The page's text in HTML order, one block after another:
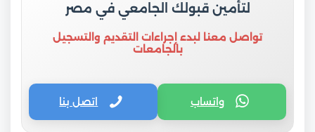
لتأمين قبولك الجامعي في مصر
تواصل معنا لبدء إجراءات التقديم والتسجيل
بالجامعات
واتساب اتصل بنا